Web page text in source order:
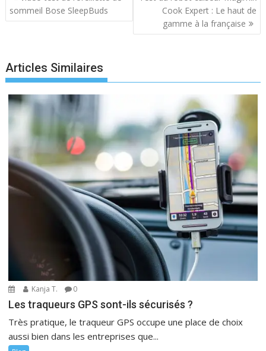
de
l’article
sommeil Bose SleepBuds
Cook Expert : Le haut de
gamme à la française
Articles Similaires
Kanja T. 0
Les traqueurs GPS sont-ils sécurisés ?
Très pratique, le traqueur GPS occupe une place de choix
aussi bien dans les entreprises que...